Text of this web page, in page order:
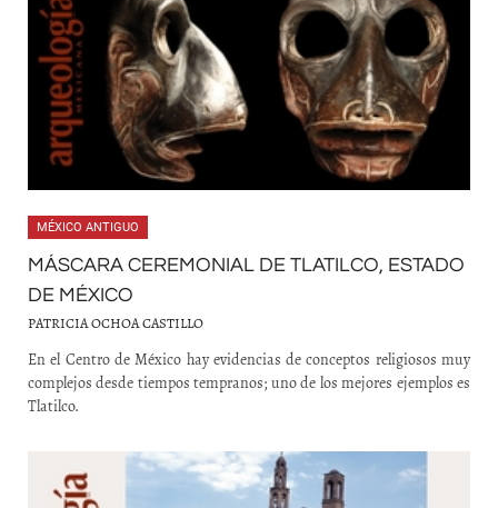
MÉXICO ANTIGUO
MÁSCARA CEREMONIAL DE TLATILCO, ESTADO
DE MÉXICO
PATRICIA OCHOA CASTILLO
En el Centro de México hay evidencias de conceptos religiosos muy
complejos desde tiempos tempranos; uno de los mejores ejemplos es
Tlatilco.